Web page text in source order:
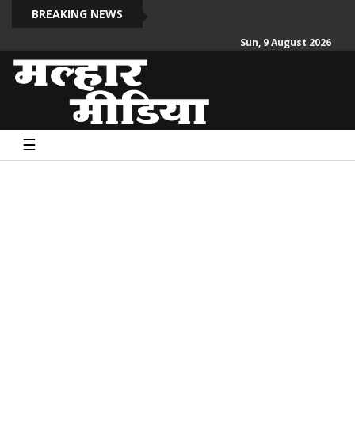
BREAKING NEWS
Sun, 9 August 2026
☰